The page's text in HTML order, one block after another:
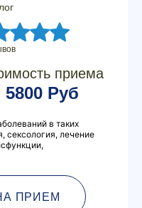
приема
5800 Руб
в таких
сексология, лечение
ПРИЕМ